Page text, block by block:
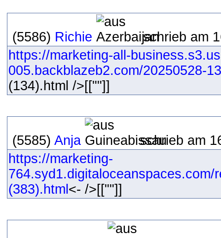
(5586) Richie
schrieb am
https://marketing-all-
005.backblazeb2.com/20250528-
(134).html />[[""]]
(5585) Anja
schrieb am
https://marketing-
764.syd1.digitaloceanspaces.com/
(383).html <- />[[""]]